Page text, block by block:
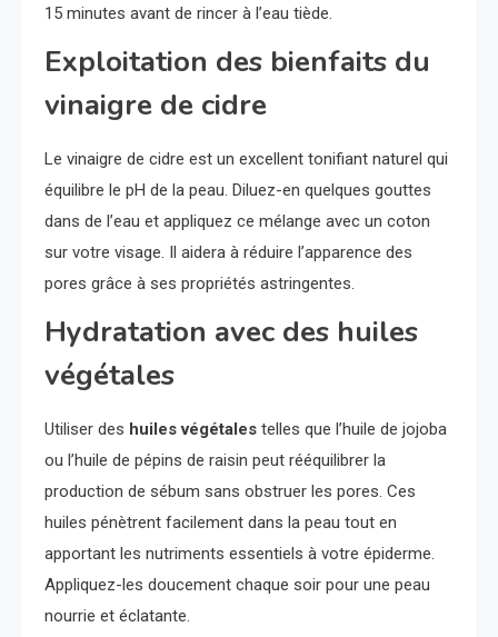
15 minutes avant de rincer à l’eau tiède.
Exploitation des bienfaits du
vinaigre de cidre
Le vinaigre de cidre est un excellent tonifiant naturel qui
équilibre le pH de la peau. Diluez-en quelques gouttes
dans de l’eau et appliquez ce mélange avec un coton
sur votre visage. Il aidera à réduire l’apparence des
pores grâce à ses propriétés astringentes.
Hydratation avec des huiles
végétales
Utiliser des huiles végétales telles que l’huile de jojoba
ou l’huile de pépins de raisin peut rééquilibrer la
production de sébum sans obstruer les pores. Ces
huiles pénètrent facilement dans la peau tout en
apportant les nutriments essentiels à votre épiderme.
Appliquez-les doucement chaque soir pour une peau
nourrie et éclatante.